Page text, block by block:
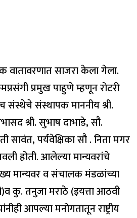
वातावरणात साजरा केला गेला.
प्रमुख पाहुणे म्हणून रोटरी
संस्थेचे संस्थापक माननीय श्री.
श्री. सुभाष दाभाडे, सौ.
पर्यवेक्षिका सौ . निता मगर
होती. आलेल्या मान्यवरांचे
मान्यवर व संचालक मंडळांच्या
कु. तनुजा मराठे (इयत्ता आठवी
आपल्या मनोगतातून राष्ट्रीय